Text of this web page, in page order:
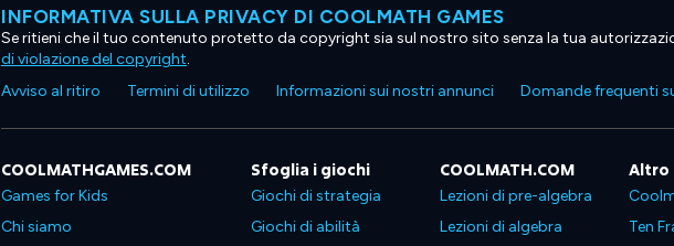
INFORMATIVA SULLA PRIVACY DI COOLMATH GAMES
Se ritieni che il tuo contenuto protetto da copyright sia sul nostro sito senza la tua
di violazione del copyright.
Avviso al ritiro
Termini di utilizzo Informazioni sui nostri annunci Domande frequenti
COOLMATHGAMES.COM
Games for Kids
Chi siamo
Sfoglia i giochi
Giochi di strategia
Giochi di abilità
COOLMATH.COM
Lezioni di pre-algebra
Lezioni di algebra
Altro
Ten